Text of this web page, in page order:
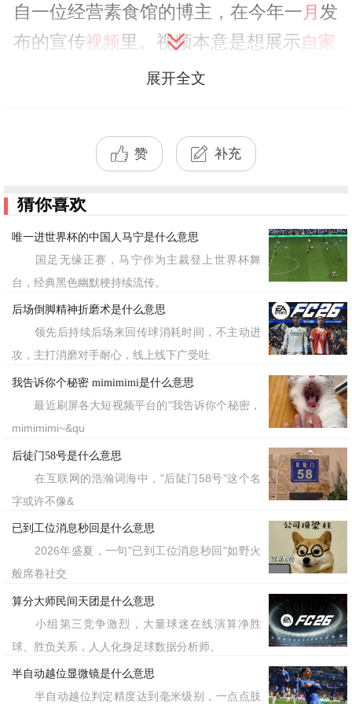
自一位经营素食馆的博主，在今年一 月 发
布的宣传视频 里。视频本意是想展示自家
餐厅服务周到、体贴入微，于是博主对着
一点，煮得软烂一些。” 然而，这种略显
的暖心人设，反而因为其独特的节奏和略
显突兀的关切，被网友敏锐地捕捉到，并
迅速发酵。
它的走红，恰恰源于一次失败的“人
设打造”。网友们从这段视频里解读出的
不是温情，而是一种精心设计的“表演
感”。于是，一场盛大的二次创作开始
了。大家开始模仿这种句式，在任何意想
不到的场景里插入这句台词，比如在游戏
连麦时突然对队友喊话，或是在完全无关
的帖子下留言。这句话本身的具体含义被
彻底抽空，演变成了一种纯粹的、无意义
的“接头暗号”。它的现代含义，就是“我
在玩梗，我也在抽象”。
有趣的是，后来那位博主也坦然接受
了这个设定，开始主动玩起自己的梗，反
展开全文
赞 补充
猜你喜欢
唯一进世界杯的中国人马宁是什么意思
国足无缘正赛，马宁作为主裁登上世界杯舞
台，经典黑色幽默梗持续流传。
后场倒脚精神折磨术是什么意思
领先后持续后场来回传球消耗时间，不主动进
攻，主打消磨对手耐心，线上线下广受吐
我告诉你个秘密 mimimimi是什么意思
最近刷屏各大短视频平台的"我告诉你个秘密，
mimimimi~&qu
后徒门58号是什么意思
在互联网的浩瀚词海中，"后陡门58号"这个名
字或许不像&
已到工位消息秒回是什么意思
2026年盛夏，一句"已到工位消息秒回"如野火
般席卷社交
算分大师民间天团是什么意思
小组第三竞争激烈，大量球迷在线演算净胜
球、胜负关系，人人化身足球数据分析师。
半自动越位显微镜是什么意思
半自动越位判定精度达到毫米级别，一点点肢